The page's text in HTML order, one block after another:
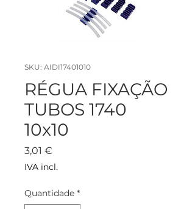
SKU: AIDI17401010
RÉGUA FIXAÇÃO
TUBOS 1740
10x10
3,01 €
IVA incl.
Quantidade *